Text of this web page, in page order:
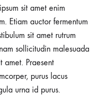
sit amet enim
Etiam auctor fermentum
sit amet rutrum
sollicitudin malesuada
amet. Praesent
purus lacus
urna id purus.